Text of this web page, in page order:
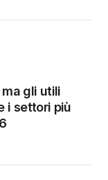
ma gli utili
i settori più